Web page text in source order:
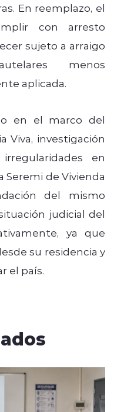
En reemplazo, el
con arresto
sujeto a arraigo
menos
aplicada.
en el marco del
Viva, investigación
en
de Vivienda
del mismo
judicial del
ya que
su residencia y
el país.